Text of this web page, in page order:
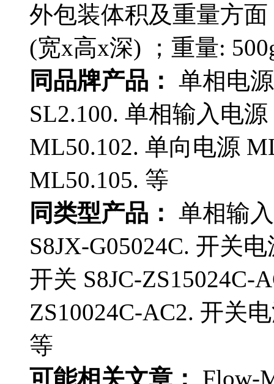
外包装体积及重量方面
(宽x高x深) ；重量:
同品牌产品： 单相电
SL2.100. 单相输入电
ML50.102. 单向电源
ML50.105. 等
同类型产品： 单相输
S8JX-G05024C. 开关
开关 S8JC-ZS15024C-
ZS10024C-AC2. 开关
等
可能相关文章：
Flow-